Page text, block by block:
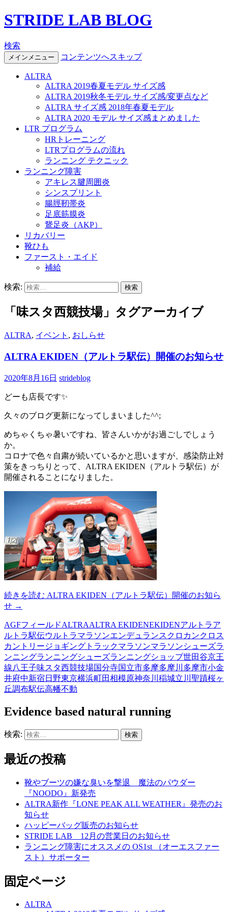
STRIDE LAB BLOG
検索
メインメニュー コンテンツへスキップ
ALTRA
ALTRA 2019春夏モデル サイズ感
ALTRA 2019秋冬モデル サイズ感/変更点など
ALTRA サイズ感 2018年春夏モデル
ALTRA 2020 モデル サイズ感まとめました
LTR プログラム
HRトレーニング
LTRプログラムの流れ
ランニング テクニック
ランニング障害
アキレス腱周囲炎
シンスプリント
腸脛靭帯炎
足底筋膜炎
鵞足炎（AKP）
リカバリー
靴ひも
ファースト・エイド
補給
検索:
「味スタ西競技場」タグアーカイブ
ALTRA, イベント , おしらせ
ALTRA EKIDEN（アルトラ駅伝）開催のお知らせ
2020年8月16日 strideblog
どーも店長です✨
久々のブログ更新になってしまいました^^;
めちゃくちゃ暑いですね、皆さんいかがお過ごしでしょう
か。
コロナで色々自粛が続いているかと思いますが、感染防止対
策をきっちりとって、ALTRA EKIDEN（アルトラ駅伝）が
開催されることになりました。
続きを読む ALTRA EKIDEN（アルトラ駅伝）開催のお知ら
せ →
AGFフィールドALTRAALTRA EKIDENEKIDENアルトラア
ルトラ駅伝ウルトラマラソンエンデュランス クロカンクロス
カントリージョギング トラックマラソンマラソンシューズラ
ンニングランニングシューズランニングショップ世田谷京王
線八王子味スタ西競技場国分寺国立市多摩多摩川 多摩市小金
井府中新宿 日野東京横浜町田相模原神奈川 稲城立川 聖蹟桜ヶ
丘調布駅伝高幡不動
Evidence based natural running
検索:
最近の投稿
靴やブーツの嫌な臭いを撃退 魔法のパウダー
『NOODO』新発売
ALTRA新作『LONE PEAK ALL WEATHER』発売のお
知らせ
ハッピーバッグ販売のお知らせ
STRIDE LAB 12月の営業日のお知らせ
ランニング障害にオススメの OS1st （オーエスファー
スト）サポーター
固定ページ
ALTRA